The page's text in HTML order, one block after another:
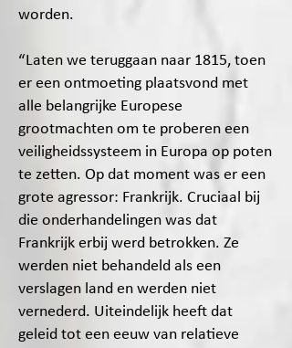
worden.
“Laten we teruggaan naar 1815, toen
er een ontmoeting plaatsvond met
alle belangrijke Europese
grootmachten om te proberen een
veiligheidssysteem in Europa op poten
te zetten. Op dat moment was er een
grote agressor: Frankrijk. Cruciaal bij
die onderhandelingen was dat
Frankrijk erbij werd betrokken. Ze
werden niet behandeld als een
verslagen land en werden niet
vernederd. Uiteindelijk heeft dat
geleid tot een eeuw van relatieve